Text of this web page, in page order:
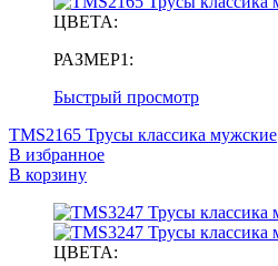
ЦВЕТА:
РАЗМЕР1:
Быстрый просмотр
TMS2165 Трусы классика мужские
В избранное
В корзину
ЦВЕТА: